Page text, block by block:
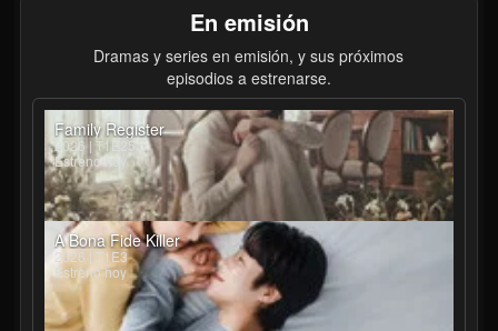
En emisión
Dramas y series en emisión, y sus próximos
episodios a estrenarse.
Family Register
2026 | T1E25
Estreno hoy
A Bona Fide Killer
2026 | T1E3
Estreno hoy